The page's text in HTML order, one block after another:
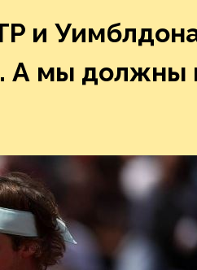
и
А мы должны